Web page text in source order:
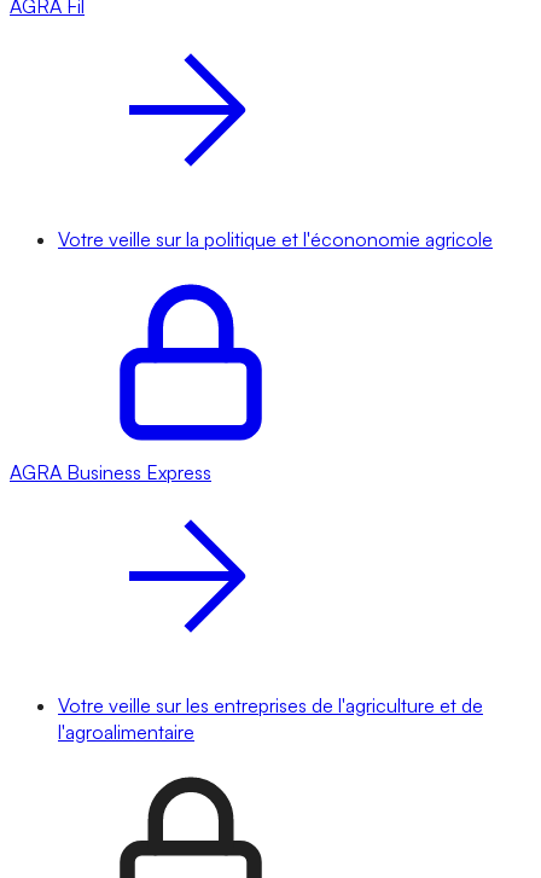
AGRA Fil
Votre veille sur la politique et l'écononomie agricole
AGRA Business Express
Votre veille sur les entreprises de l'agriculture et de
l'agroalimentaire